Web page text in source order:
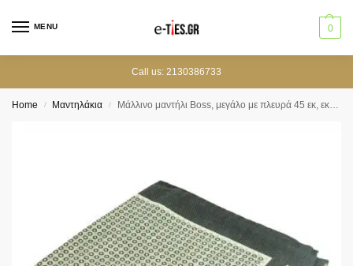
MENU 0
Call us: 2130386733
Home / Μαντηλάκια / Μάλλινο μαντήλι Boss, μεγάλο με πλευρά 45 εκ, εκρού με σχέδιο